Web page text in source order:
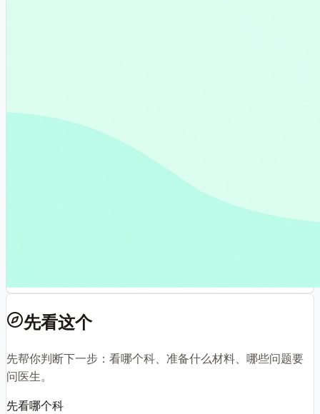
先看这个
先帮你判断下一步：看哪个科、准备什么材料、哪些问题要
问医生。
先看哪个科